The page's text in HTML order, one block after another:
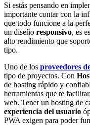
Si estás pensando en
importante contar con la
que todo funcione a la
un diseño responsivo, es
alto rendimiento que
tipo.
Uno de los proveedores
tipo de proyectos. Con
de hosting rápido y
herramientas que te
web. Tener un hosting de
experiencia del usuario
PWA exigen para poder